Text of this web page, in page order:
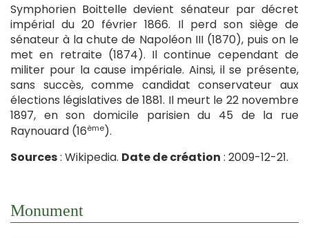
Symphorien Boittelle devient sénateur par décret
impérial du 20 février 1866. Il perd son siège de
sénateur à la chute de Napoléon III (1870), puis on le
met en retraite (1874). Il continue cependant de
militer pour la cause impériale. Ainsi, il se présente,
sans succès, comme candidat conservateur aux
élections législatives de 1881. Il meurt le 22 novembre
1897, en son domicile parisien du 45 de la rue
Raynouard (16ème).
Sources: Wikipedia. Date de création : 2009-12-21.
Monument